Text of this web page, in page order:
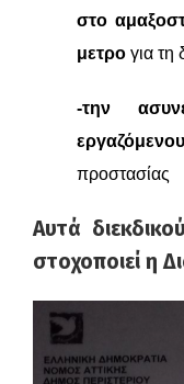
στο
μετρο για τη
-την
προστασίας
Αυτά
στοχοποιεί η